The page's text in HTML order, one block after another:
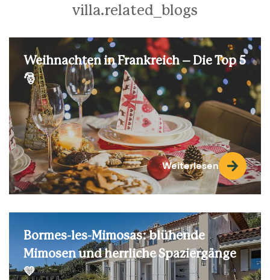
villa.related_blogs
Weihnachten in Frankreich – Die Top 5
🎅
Weiterlesen
Bormes-les-Mimosas: blühende
Mimosen und herrliche Spaziergänge
💛